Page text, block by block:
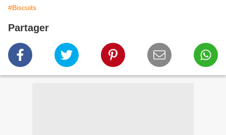
#Biscuits
Partager